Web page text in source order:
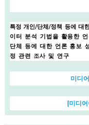
특정 개인/단체/정책 등에 대
이터 분석 기법을 활용한
단체 등에 대한 언론 홍보
정 관련 조사 및 연구
미디
[미디